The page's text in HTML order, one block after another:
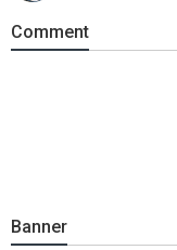
Comment
Banner